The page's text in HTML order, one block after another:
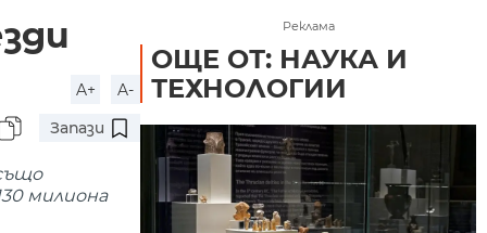
A+
A-
Запази
милиона
Реклама
ОЩЕ ОТ: НАУКА И
ТЕХНОЛОГИИ